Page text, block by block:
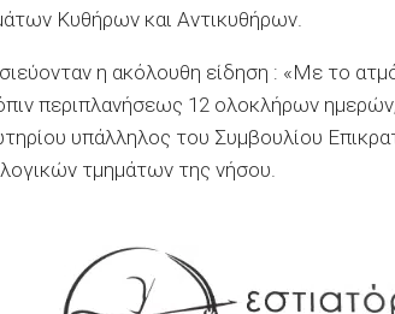
Κυθήρων και Αντικυθήρων.
η ακόλουθη είδηση : «Με το
περιπλανήσεως 12 ολοκλήρων
υπάλληλος του Συμβουλίου
τμημάτων της νήσου.